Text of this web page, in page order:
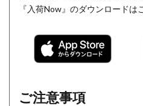
『入荷Now』のダウンロードは
ご注意事項